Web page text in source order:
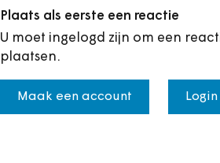
Plaats als eerste een reactie
U moet ingelogd zijn om een
plaatsen.
Maak een account Login